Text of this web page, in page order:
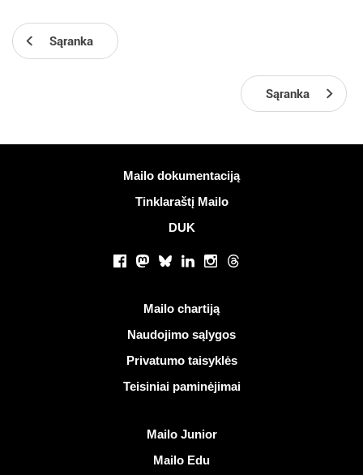
Sąranka
Sąranka
Daugiau informacijosMailo dokumentaciją
Tinklaraštį Mailo
DUK
Facebook
Mastodon
BlueskyLinkedInInstagram
Threads
Mailo chartiją
Naudojimo sąlygos
Privatumo taisyklės
Teisiniai paminėjimai
Mailo Junior
Mailo Edu